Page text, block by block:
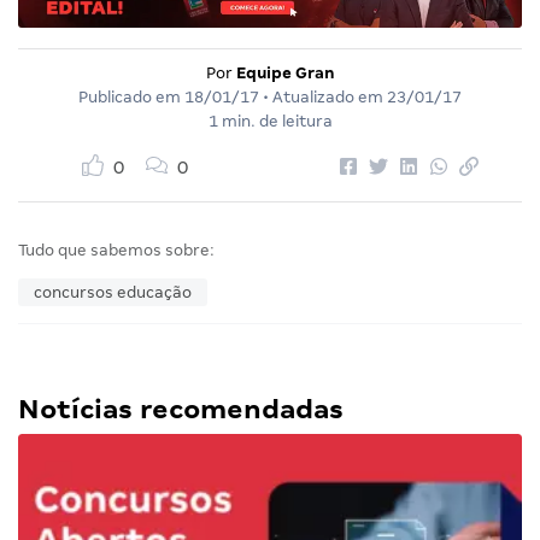
Por Equipe Gran
Publicado em 18/01/17 • Atualizado em 23/01/17
1 min. de leitura
0 0
Tudo que sabemos sobre:
concursos educação
Notícias recomendadas